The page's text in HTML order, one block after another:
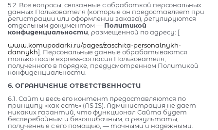
5.2. Все вопросы, связанные с обработкой персональных
данных Пользователя (которые он предоставляет при
регистрации или оформлении заказа), регулируются
отдельным документом — Политикой
конфиденциальности , размещенной по адресу: [
www.komupodarki.ru/pages/zaschita-personalnykh-
dannykh]. Персональные данные обрабатываются
только после express-согласия Пользователя,
полученного в порядке, предусмотренном Политикой
конфиденциальности.
6. ОГРАНИЧЕНИЕ ОТВЕТСТВЕННОСТИ
6.1. Сайт и весь его контент предоставляются по
принципу «как есть» (AS IS). Администрация не дает
никаких гарантий, что функционал Сайта будет
бесперебойным и безошибочным, а результаты,
полученные с его помощью, — точными и надежными.